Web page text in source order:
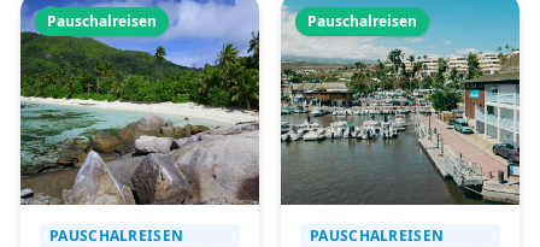
Pauschalreisen
PAUSCHALREISEN
Pauschalreisen
PAUSCHALREISEN